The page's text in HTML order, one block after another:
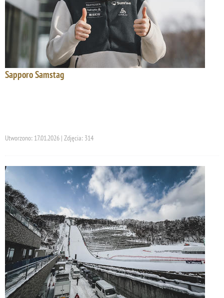
Sapporo Samstag
Utworzono: 17.01.2026 | Zdjęcia: 314